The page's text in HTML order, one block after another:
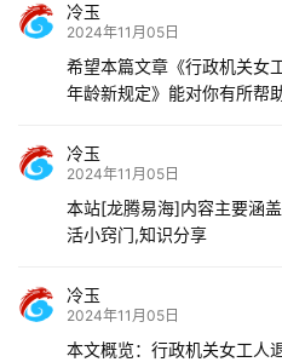
冷玉
2024年11月05日
希望本篇文章《行政机关女
年龄新规定》能对你有所帮助
冷玉
2024年11月05日
本站[龙腾易海]内容主要涵
活小窍门,知识分享
冷玉
2024年11月05日
本文概览：行政机关女工人